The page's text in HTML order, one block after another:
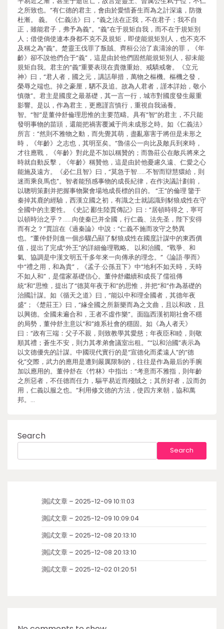
之所致也。”有仁德的君主，會由於愛惜蒼生而為之計深遠，防微
杜漸。 義。《仁義法》曰，“義之法在正我，不在君子；我不自
正，雖能君子，弗予為義”。“義”在于規矩自我，而不在于規矩別
人；借使倘使連本身都不克不及規矩，即使能規矩別人，也不克不
及稱之為“義”。楚靈王伐罪了叛賊、齊桓公治了袁濤涂的罪，《年
齡》卻不說他們合于“義”，這是由於他們固然能規矩別人，卻未能
規矩自我。君主的“義”重要表現在貴微重始、戒驕戒奢。《立元
神》曰，“君人者，國之元，講話舉措，萬物之樞機。樞機之發，
榮辱之端也。掉之豪厘，駟不及追。故為人君者，謹本詳始，敬小
慎微”。君主是國度之最基礎，其一言一行，城市對國度發生嚴重
影響。是以，作為君主，更應謹言慎行，重視自我涵養。
智。“智”是董仲舒倫理思惟的主要范疇。具有“智”的君主，不只能
發明事物的苗頭，還能把禍害覆滅于尚未成形之時。如《仁義法》
所言：“然則不雅物之動，而先覺其萌，盡亂塞害于將但是未形之
時，《年齡》之志也，其明至矣。”魯僖公一向比及敵兵到來時，
才往應戰，《年齡》對此是不加以稱贊的；而魯莊公在敵兵將來之
時就自動反擊，《年齡》稱贊他，這是由於他憂慮久遠、仁愛之心
能施及遠方。《必仁且智》曰，“莫急于智……不智而辯慧獧給，則
迷而乘良馬也”。智者能預感事物的成長紀律，在作決議計劃前，
以聰明策劃并把握事物聚會場地成長標的目的。 “王”的倫理 鑒于
秦掉其鹿的經驗，西漢立國之初，有識之士就認識到豺狼成性在守
全國中的主要性。《史記·酈生陸賈傳記》曰：“居頓時得之，寧可
以頓時治之乎？……向使秦已并全國，行仁義、法先圣，陛下安得
而有之？”賈誼在《過秦論》中說：“仁義不施而攻守之勢異
也。”董仲舒則進一個步驟凸顯了豺狼成性在國度計謀中的東西價
值，提出了完成“外王”的詳細倫理戰略。 以和治國。“戰爭、和
氣、協調是中漢文明五千多年來一向傳承的理念。”《論語·學而》
中“禮之用，和為貴”，《孟子·公孫丑下》中“地利不如天時，天時
不如人和”，是儒家基礎信心。董仲舒繼續和成長了儒祖傳
統“和”思惟，提出了“德莫年夜于和”的思惟，并把“和”作為基礎的
治國計謀。如《循天之道》曰，“能以中和理全國者，其德年夜
盛”；《楚莊王》曰，“緣全國之所新樂而為之文曲，且以和政，且
以興德。全國未遍合和，王者不虛作樂”。面臨西漢初期社會不穩
的局勢，董仲舒主意以“和”維系社會的穩固。如《為人者天》
曰：“政有三端：父子不親，則致教學其愛慈；年夜臣和睦，則敬
順其禮；蒼生不安，則力其孝弟會議室出租。”“以和治國”表示為
以文德優先的計謀。中國現代實行的是“宣德化而柔遠人”的“德
化”交際，武力的應用是遭到嚴厲限制的，往往是作為最后的手腕
加以應用的。董仲舒在《竹林》中指出：“考意而不雅指，則年齡
之所惡者，不任德而任力，驅平易近而殘賊之；其所好者，設而勿
用，仁義以服之也。”利用修文德的方法，使四方來朝，協和萬
邦。…
Search
Search
測試文章 – 2025-12-09 10:11:03
測試文章 – 2025-12-09 10:09:04
測試文章 – 2025-12-08 20:13:10
測試文章 – 2025-12-08 20:13:10
測試文章 – 2025-12-02 01:20:51